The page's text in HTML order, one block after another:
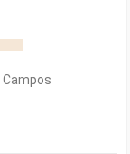
Campos